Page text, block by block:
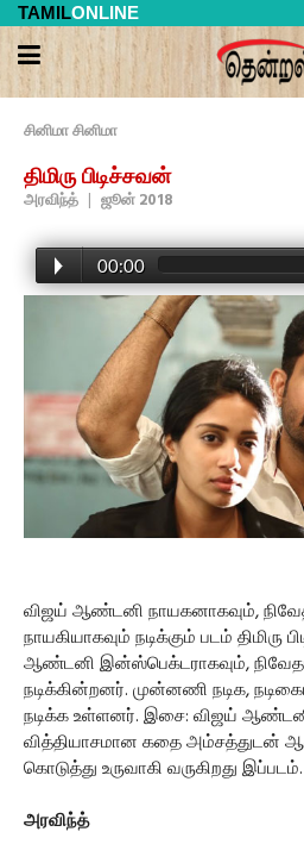
TAMILONLINE
சினிமா சினிமா
திமிரு பிடிச்சவன்
அரவிந்த் | ஜூன் 2018
00:00
விஜய் ஆண்டனி நாயகனாகவும்,
நாயகியாகவும் நடிக்கும் படம் திமிரு
ஆண்டனி இன்ஸ்பெக்டராகவும்,
நடிக்கின்றனர். முன்னணி நடிக,
நடிக்க உள்ளனர். இசை: விஜய்
வித்தியாசமான கதை அம்சத்துடன்
கொடுத்து உருவாகி வருகிறது இப்படம்.
அரவிந்த்